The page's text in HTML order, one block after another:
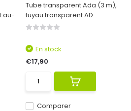
au-
Tube transparent Ada (3 m),
tuyau transparent AD...
Comparer
En stock
€17,90